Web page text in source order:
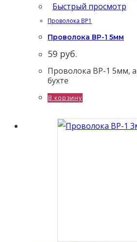
Быстрый просмотр
Проволока ВР1
Проволока ВР-1 5мм
59 руб.
Проволока ВР-1 5мм,
бухте
В корзину